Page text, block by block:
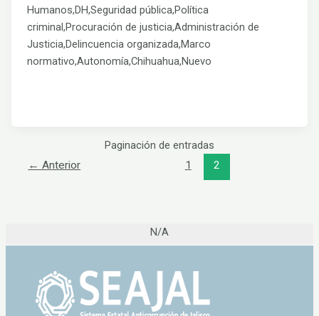
Humanos,DH,Seguridad pública,Política
criminal,Procuración de justicia,Administración de
Justicia,Delincuencia organizada,Marco
normativo,Autonomía,Chihuahua,Nuevo
Paginación de entradas
← Anterior 1 2
N/A